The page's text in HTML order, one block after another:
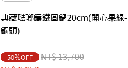
典藏琺瑯鑄鐵圓鍋20cm(開心果綠-
鋼頭)
50％OFF Price reduced from
NT$ 13,700to